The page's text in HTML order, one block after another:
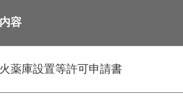
内容
火薬庫設置等許可申請書